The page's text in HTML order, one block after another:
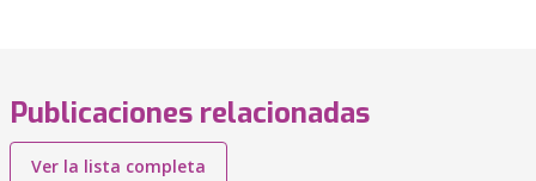
Publicaciones relacionadas
Ver la lista completa